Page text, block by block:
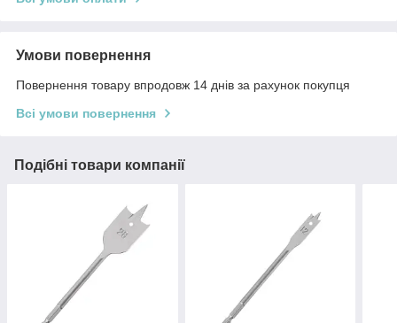
Умови повернення
Повернення товару впродовж 14 днів за рахунок покупця
Всі умови повернення
Подібні товари компанії